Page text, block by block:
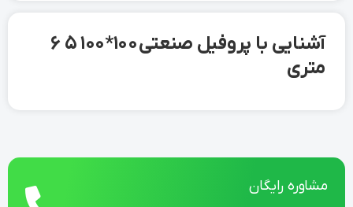
مشاوره رایگان
آشنایی با پروفیل صنعتی 100*100 5 6
متری